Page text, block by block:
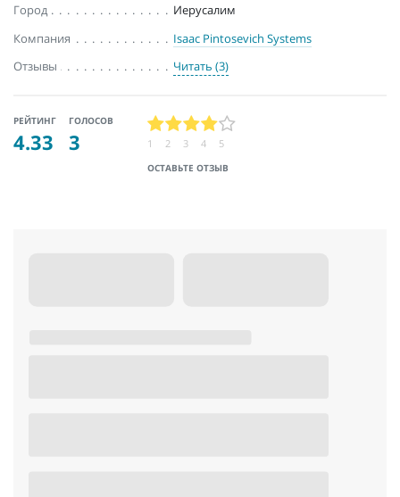
Город
Иерусалим
Компания
Isaac Pintosevich Systems
Отзывы
Читать (3)
РЕЙТИНГ
4.33
ГОЛОСОВ
3
ОСТАВЬТЕ ОТЗЫВ
1 2 3 4 5